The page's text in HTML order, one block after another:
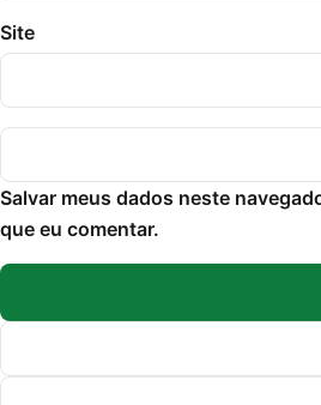
Site
Salvar meus dados neste
que eu comentar.